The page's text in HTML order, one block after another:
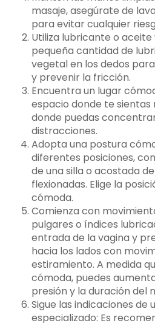
masaje, asegúrate de
para evitar cualquier
Utiliza lubricante o
pequeña cantidad de
vegetal en los dedos
y prevenir la fricción.
Encuentra un lugar
espacio donde te sientas
donde puedas
distracciones.
Adopta una postura
diferentes posiciones,
de una silla o acostada
flexionadas. Elige la
cómoda.
Comienza con
pulgares o índices
entrada de la vagina y
hacia los lados con
estiramiento. A medida
cómoda, puedes
presión y la duración del
Sigue las indicaciones de
especializado: Es